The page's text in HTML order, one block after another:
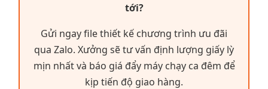
tới?
Gửi ngay file thiết kế chương trình ưu đãi
qua Zalo. Xưởng sẽ tư vấn định lượng giấy lỳ
mịn nhất và báo giá đẩy máy chạy ca đêm để
kịp tiến độ giao hàng.